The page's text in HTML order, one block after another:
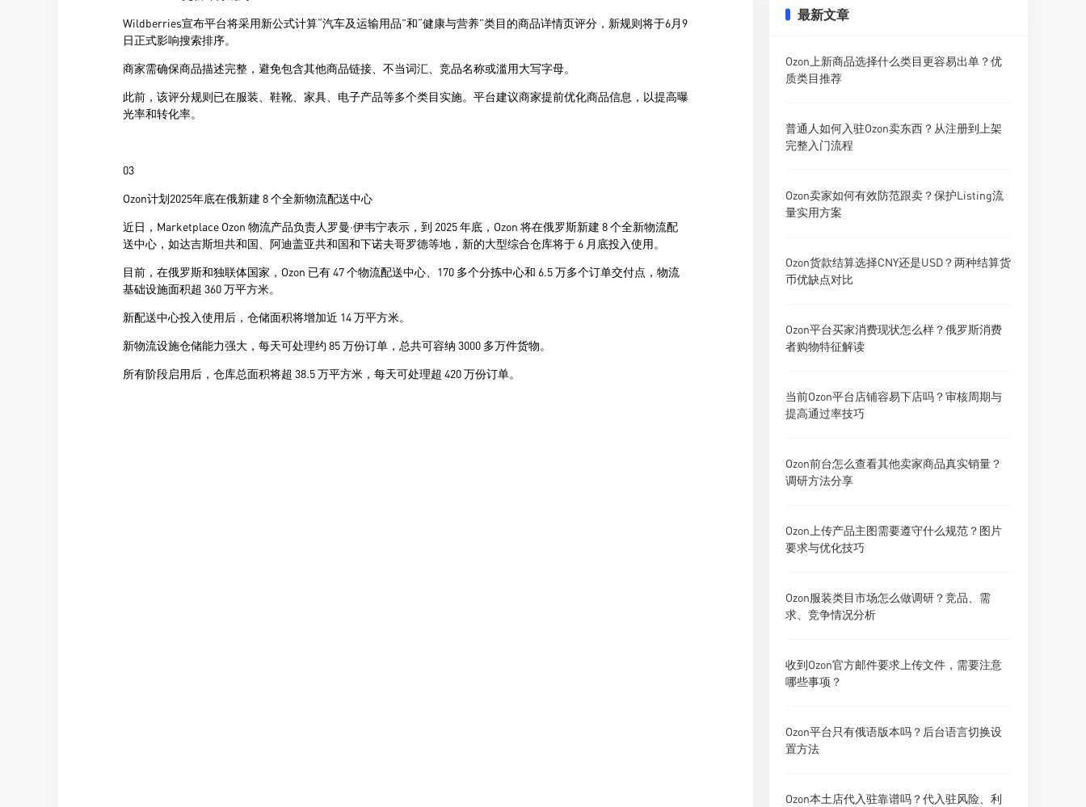
最新文章
Ozon上新商品选择什么类目更容易出单？优
质类目推荐
普通人如何入驻Ozon卖东西？从注册到上架
完整入门流程
Ozon卖家如何有效防范跟卖？保护Listing流
量实用方案
Ozon货款结算选择CNY还是USD？两种结算货
币优缺点对比
Ozon平台买家消费现状怎么样？俄罗斯消费
者购物特征解读
当前Ozon平台店铺容易下店吗？审核周期与
提高通过率技巧
Ozon前台怎么查看其他卖家商品真实销量？
调研方法分享
Ozon上传产品主图需要遵守什么规范？图片
要求与优化技巧
Ozon服装类目市场怎么做调研？竞品、需
求、竞争情况分析
收到Ozon官方邮件要求上传文件，需要注意
哪些事项？
Ozon平台只有俄语版本吗？后台语言切换设
置方法
Ozon本土店代入驻靠谱吗？代入驻风险、利